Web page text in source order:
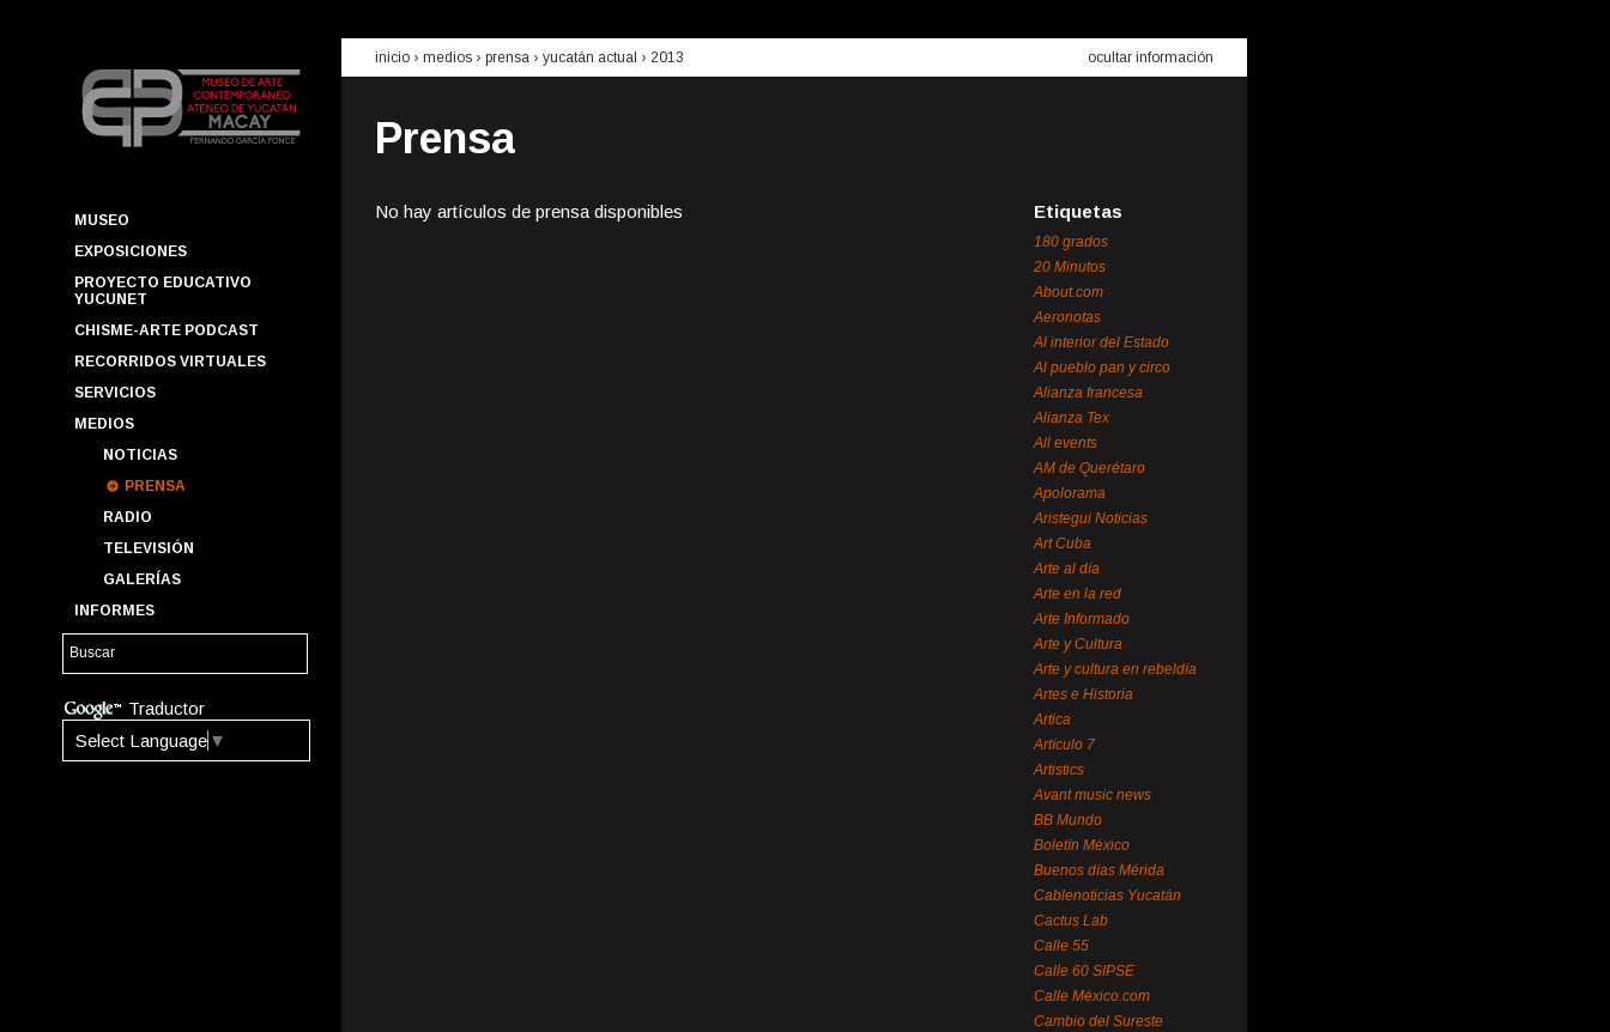
MUSEO
EXPOSICIONES
PROYECTO EDUCATIVO
YUCUNET
CHISME-ARTE PODCAST
RECORRIDOS VIRTUALES
SERVICIOS
MEDIOS
NOTICIAS
PRENSA
RADIO
TELEVISIÓN
GALERÍAS
INFORMES
Traductor
Select Language ▼
inicio › medios › prensa › yucatán actual › 2013 ocultar información
Prensa
No hay artículos de prensa disponibles Etiquetas
180 grados
20 Minutos
About.com
Aeronotas
Al interior del Estado
Al pueblo pan y circo
Alianza francesa
Alianza Tex
All events
AM de Querétaro
Apolorama
Aristegui Noticias
Art Cuba
Arte al día
Arte en la red
Arte Informado
Arte y Cultura
Arte y cultura en rebeldía
Artes e Historia
Artica
Artículo 7
Artistics
Avant music news
BB Mundo
Boletín México
Buenos días Mérida
Cablenoticias Yucatán
Cactus Lab
Calle 55
Calle 60 SIPSE
Calle México.com
Cambio del Sureste